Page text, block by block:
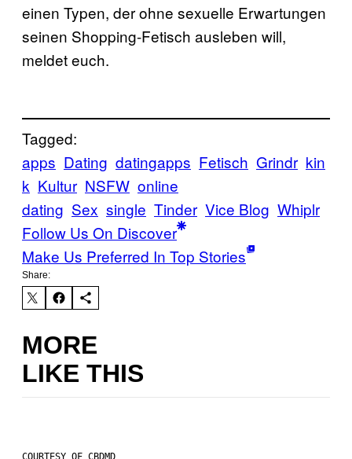
einen Typen, der ohne sexuelle Erwartungen
seinen Shopping-Fetisch ausleben will,
meldet euch.
Tagged:
apps Dating datingapps Fetisch Grindr kin
k Kultur NSFW online
dating Sex single Tinder Vice Blog Whiplr
Follow Us On Discover
Make Us Preferred In Top Stories
Share:
MORE
LIKE THIS